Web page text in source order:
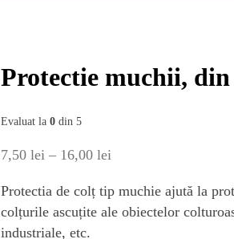
Protectie muchii,
Evaluat la 0din 5
7,50 lei – 16,00 leiInterval
prețuri:
7,50 lei
Protectia de colț tip muchie ajută la
colțurile ascuțite ale obiectelor
industriale, etc.